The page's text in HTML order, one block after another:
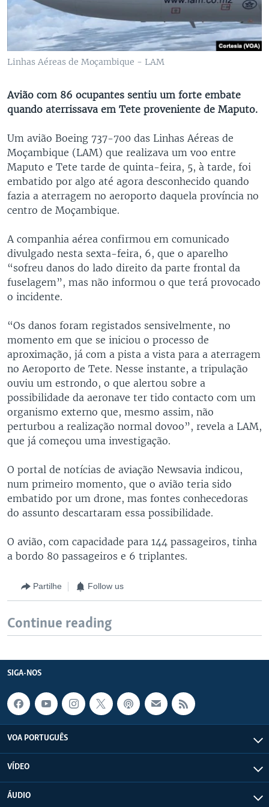
Linhas Aéreas de Moçambique - LAM
Avião com 86 ocupantes sentiu um forte embate
quando aterrissava em Tete proveniente de Maputo.
Um avião Boeing 737-700 das Linhas Aéreas de
Moçambique (LAM) que realizava um voo entre
Maputo e Tete tarde de quinta-feira, 5, à tarde, foi
embatido por algo até agora desconhecido quando
fazia a aterragem no aeroporto daquela província no
centro de Moçambique.
A companhia aérea confirmou em comunicado
divulgado nesta sexta-feira, 6, que o aparelho
“sofreu danos do lado direito da parte frontal da
fuselagem”, mas não informou o que terá provocado
o incidente.
“Os danos foram registados sensivelmente, no
momento em que se iniciou o processo de
aproximação, já com a pista a vista para a aterragem
no Aeroporto de Tete. Nesse instante, a tripulação
ouviu um estrondo, o que alertou sobre a
possibilidade da aeronave ter tido contacto com um
organismo externo que, mesmo assim, não
perturbou a realização normal dovoo”, revela a LAM,
que já começou uma investigação.
O portal de notícias de aviação Newsavia indicou,
num primeiro momento, que o avião teria sido
embatido por um drone, mas fontes conhecedoras
do assunto descartaram essa possibilidade.
O avião, com capacidade para 144 passageiros, tinha
a bordo 80 passageiros e 6 triplantes.
Partilhe Follow us
Continue reading
SIGA-NOS
VOA PORTUGUÊS
VÍDEO
ÁUDIO